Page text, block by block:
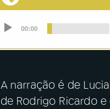
A narração é de
de Rodrigo Ricardo